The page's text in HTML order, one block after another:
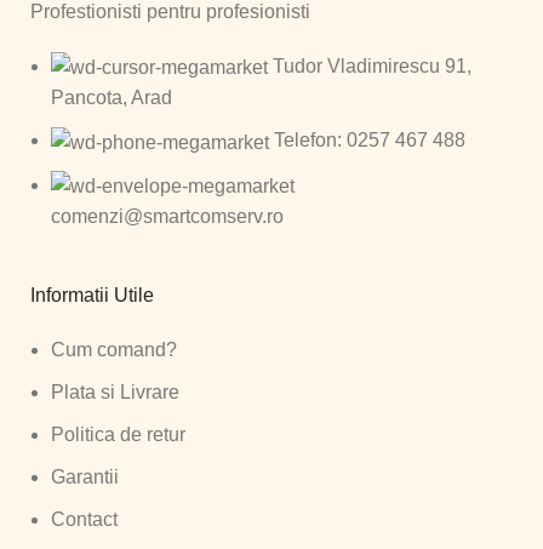
Profestionisti pentru profesionisti
Tudor Vladimirescu 91,
Pancota, Arad
Telefon: 0257 467 488
comenzi@smartcomserv.ro
Informatii Utile
Cum comand?
Plata si Livrare
Politica de retur
Garantii
Contact